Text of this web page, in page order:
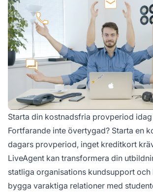
Starta din kostnadsfria provperiod idag
Fortfarande inte övertygad? Starta en
dagars provperiod, inget kreditkort
LiveAgent kan transformera din
statliga organisations kundsupport och
bygga varaktiga relationer med